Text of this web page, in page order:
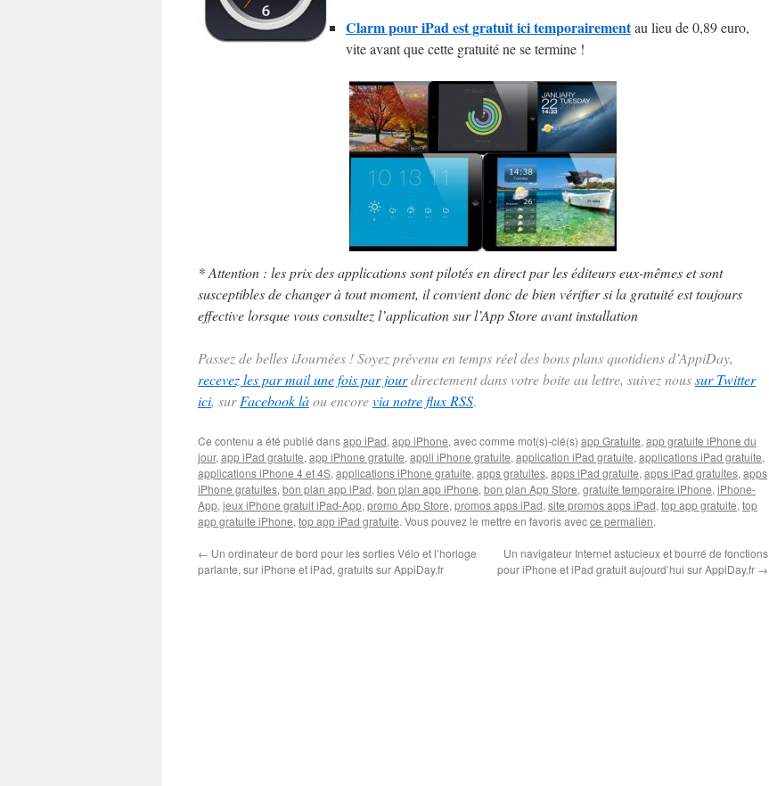
Clarm pour iPad est gratuit ici temporairementau lieu de 0,89 euro,
vite avant que cette gratuité ne se termine !
* Attention : les prix des applications sont pilotés en direct par les éditeurs eux-mêmes et sont
susceptibles de changer à tout moment, il convient donc de bien vérifier si la gratuité est toujours
effective lorsque vous consultez l’application sur l’App Store avant installation
Passez de belles iJournées ! Soyez prévenu en temps réel des bons plans quotidiens d’AppiDay,
recevez les par mail une fois par jourdirectement dans votre boite au lettre, suivez noussur Twitter
ici, surFacebook làou encorevia notre flux RSS.
Ce contenu a été publié dansapp iPad, app iPhone, avec comme mot(s)-clé(s) app Gratuite, app gratuite iPhone du
jour, app iPad gratuite, app iPhone gratuite, appli iPhone gratuite, application iPad gratuite, applications iPad gratuite,
applications iPhone 4 et 4S, applications iPhone gratuite, apps gratuites, apps iPad gratuite, apps iPad gratuites, apps
iPhone gratuites, bon plan app iPad, bon plan app iPhone, bon plan App Store, gratuite temporaire iPhone, iPhone-
App, jeux iPhone gratuit iPad-App, promo App Store, promos apps iPad, site promos apps iPad, top app gratuite, top
app gratuite iPhone, top app iPad gratuite. Vous pouvez le mettre en favoris avecce permalien.
← Un ordinateur de bord pour les sorties Vélo et l’horloge
parlante, sur iPhone et iPad, gratuits sur AppiDay.fr
Un navigateur Internet astucieux et bourré de fonctions
pour iPhone et iPad gratuit aujourd’hui sur AppiDay.fr →